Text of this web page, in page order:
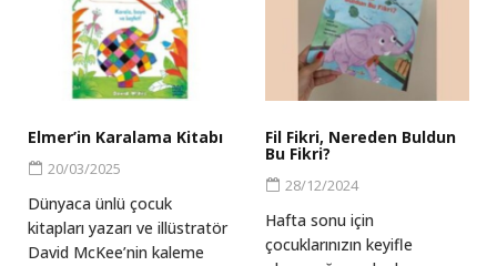
Elmer’in Karalama Kitabı
20/03/2025
Dünyaca ünlü çocuk
kitapları yazarı ve illüstratör
David McKee’nin kaleme
Fil Fikri, Nereden Buldun
Bu Fikri?
28/12/2024
Hafta sonu için
çocuklarınızın keyifle